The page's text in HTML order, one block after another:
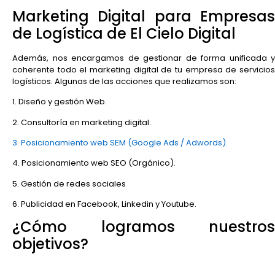
Marketing Digital para Empresas
de Logística de El Cielo Digital
Además, nos encargamos de gestionar de forma unificada y
coherente todo el marketing digital de tu empresa de servicios
logísticos. Algunas de las acciones que realizamos son:
1. Diseño y gestión Web.
2. Consultoría en marketing digital.
3. Posicionamiento web SEM (Google Ads / Adwords).
4. Posicionamiento web SEO (Orgánico).
5. Gestión de redes sociales
6. Publicidad en Facebook, Linkedin y Youtube.
¿Cómo logramos nuestros
objetivos?